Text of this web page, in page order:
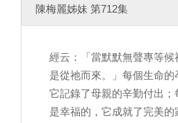
陳梅麗姊妹 第712集
經云：「當默默無聲專等候
是從祂而來。」每個生命的
它記錄了母親的辛勤付出
是幸福的，它成就了完美